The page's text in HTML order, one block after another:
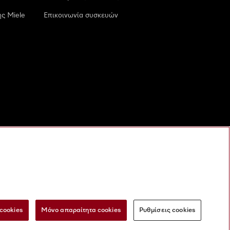
Miele Επικοινωνία συσκευών
ψηφιακές υπηρεσίες Φόρμα Υπαναχώρησης
Μόνο απαραίτητα cookies Ρυθμίσεις cookies